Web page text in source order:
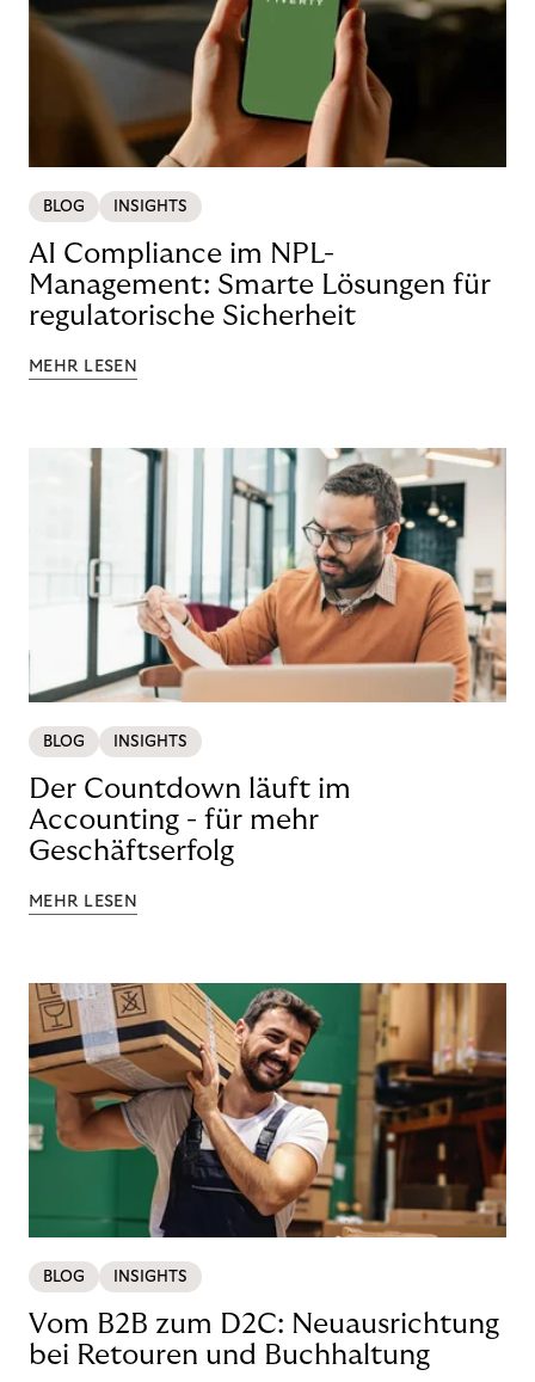
BLOG INSIGHTS
AI Compliance im NPL-
Management: Smarte Lösungen für
regulatorische Sicherheit
MEHR LESEN
BLOG INSIGHTS
Der Countdown läuft im
Accounting - für mehr
Geschäftserfolg
MEHR LESEN
BLOG INSIGHTS
Vom B2B zum D2C: Neuausrichtung
bei Retouren und Buchhaltung